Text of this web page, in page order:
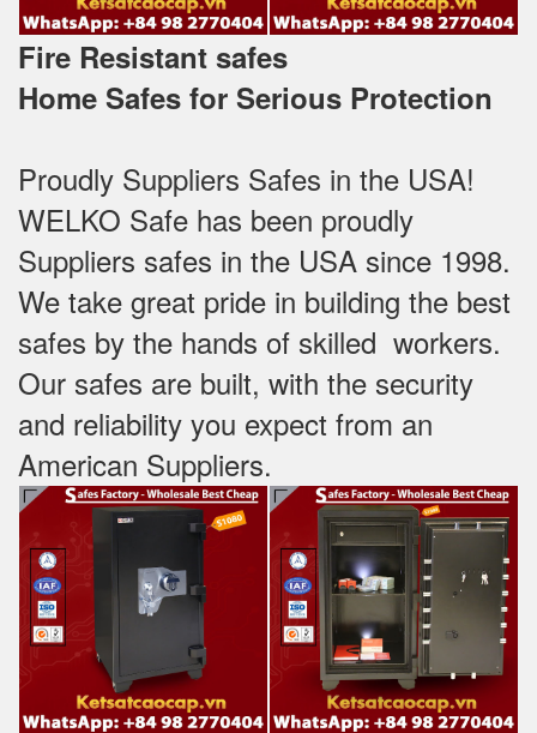
Fire Resistant safes
Home Safes for Serious Protection
Proudly Suppliers Safes‎ in the USA!
WELKO Safe has been proudly
Suppliers safes in the USA since 1998.
We take great pride in building the best
safes by the hands of skilled workers.
Our safes are built, with the security
and reliability you expect from an
American Suppliers.